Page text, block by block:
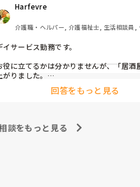
：「カフェ」と称して少し豪華なお
茶等の提供、カレンダー作り
ランチのテイクアウトイベント
他： 季節ごとの定期的な行事(運動
内容も喜ばれているのですが、最近
てきたなと感じており、新しく喜ば
イベントをしている」「年〇回、
Harfevre
介護職・ヘルパー, 介護福祉士, 生活相談員,
イサービス勤務です。
役に立てるかは分かりませんが、「居酒
がりました。
ノンアルコール飲料に枝豆などのおつまみ
デュエットしたり…
いました。
考になれば幸いです。
回答をもっと見る
談をもっと見る